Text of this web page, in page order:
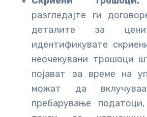
разгледајте ги
деталите за
идентификувате
неочекувани трошоци
појават за време на
можат да
пребарување